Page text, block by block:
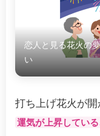
恋人と見る花火の
い
打ち上げ花火が
運気が上昇してい